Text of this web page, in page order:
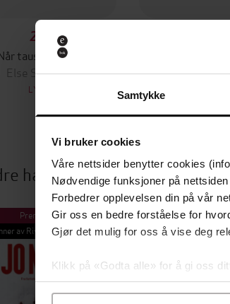
Samtykke
Vi bruker cookies
Våre nettsider benytter cookies
Nødvendige funksjoner på
Forbedrer opplevelsen din på vår
Gir oss en bedre forståelse for
Gjør det mulig for oss å vise deg
Klikk på «Godta alle» for å gi oss
samtykke til spesifikke formål ved
298,-
tausheten taler
Else Skranefjell
LYDBOK
Else
har også kjøpt
Premium
av Rivertonprisen
Premium
Første gang på